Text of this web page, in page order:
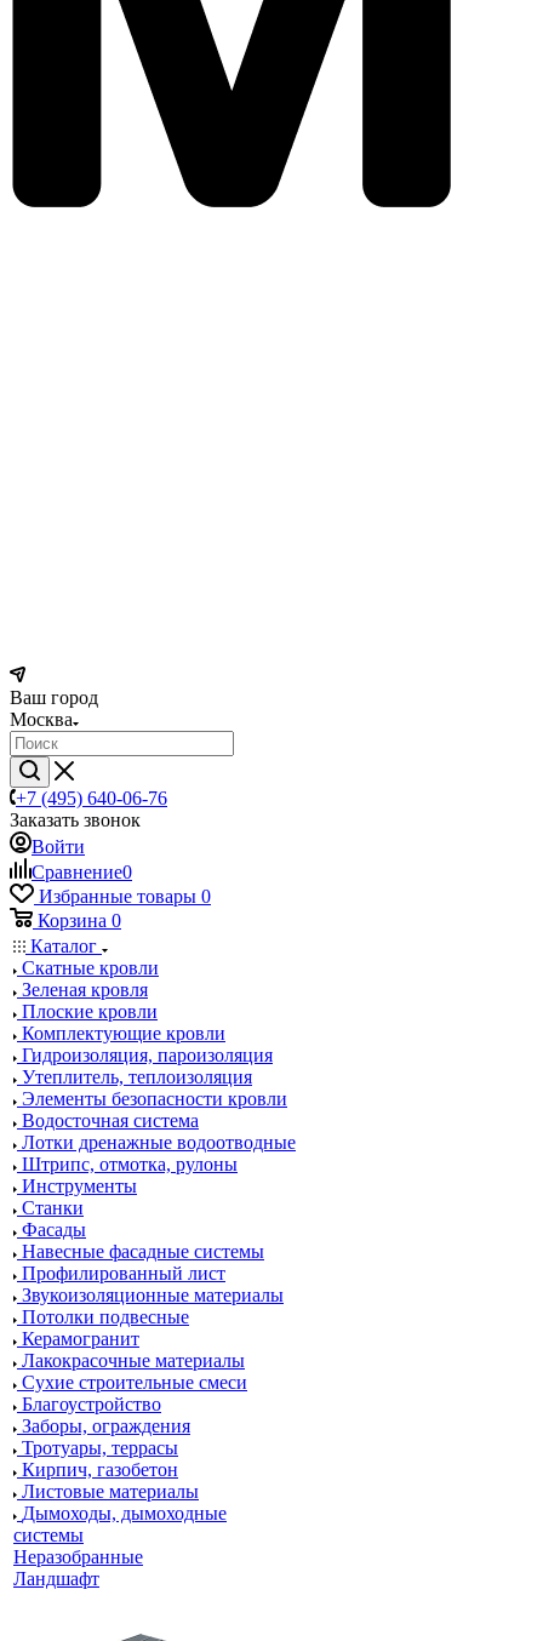
Ваш город
Москва
+7 (495) 640-06-76
Заказать звонок
Войти
Сравнение0
Избранные товары 0
Корзина 0
Каталог
Скатные кровли
Зеленая кровля
Плоские кровли
Комплектующие кровли
Гидроизоляция, пароизоляция
Утеплитель, теплоизоляция
Элементы безопасности кровли
Водосточная система
Лотки дренажные водоотводные
Штрипс, отмотка, рулоны
Инструменты
Станки
Фасады
Навесные фасадные системы
Профилированный лист
Звукоизоляционные материалы
Потолки подвесные
Керамогранит
Лакокрасочные материалы
Сухие строительные смеси
Благоустройство
Заборы, ограждения
Тротуары, террасы
Кирпич, газобетон
Листовые материалы
Дымоходы, дымоходные
системы
Неразобранные
Ландшафт